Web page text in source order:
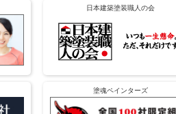
日本建築塗装職人の会
塗魂ペインターズ